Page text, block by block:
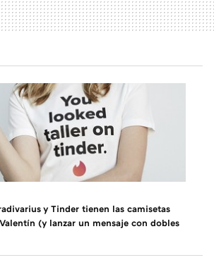
y Tinder tienen las camisetas
(y lanzar un mensaje con dobles